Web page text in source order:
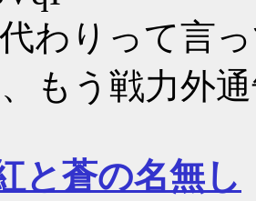
わりって言
もう戦力外
と蒼の名無し